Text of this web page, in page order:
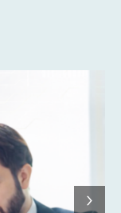
›